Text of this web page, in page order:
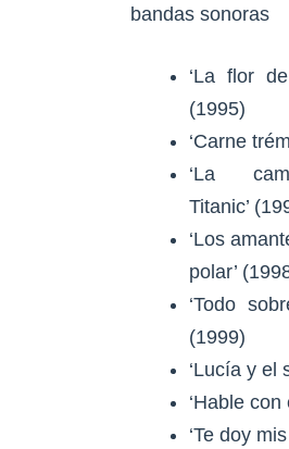
bandas sonoras
‘La flor
(1995)
‘Carne
‘La
Titanic’
‘Los
polar’
‘Todo
(1999)
‘Lucía y el
‘Hable con
‘Te doy